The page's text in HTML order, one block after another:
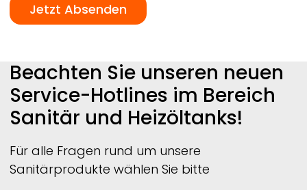
Beachten Sie unseren neuen
Service-Hotlines im Bereich
Sanitär und Heizöltanks!
Für alle Fragen rund um unsere
Sanitärprodukte wählen Sie bitte